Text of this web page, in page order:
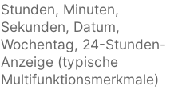
Stunden, Minuten,
Sekunden, Datum,
Wochentag, 24-Stunden-
Anzeige (typische
Multifunktionsmerkmale)